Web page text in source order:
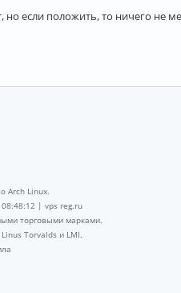
но если положить, то ничего не
Arch Linux.
08:48:12 | vps reg.ru
торговыми марками.
Torvalds и LMI.